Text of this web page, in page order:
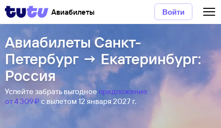
Авиабилеты Войти
Авиабилеты Санкт-
Петербург → Екатеринбург:
Россия
Успейте забрать выгодное предложение
от 4 ⁠309 ⁠₽с вылетом 12 января 2027 г.